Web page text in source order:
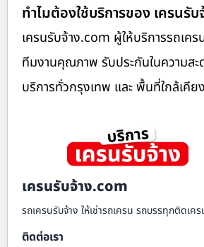
ทำไมต้องใช้บริการของ เครนรั
เครนรับจ้าง.com ผู้ให้บริการรถเค
ทีมงานคุณภาพ รับประกันในความสะ
บริการทั่วกรุงเทพ และ พื้นที่ใกล้เคียง
เครนรับจ้าง.com
รถเครนรับจ้าง ให้เช่ารถเครน รถบรรทุกติดเ
ติดต่อเรา